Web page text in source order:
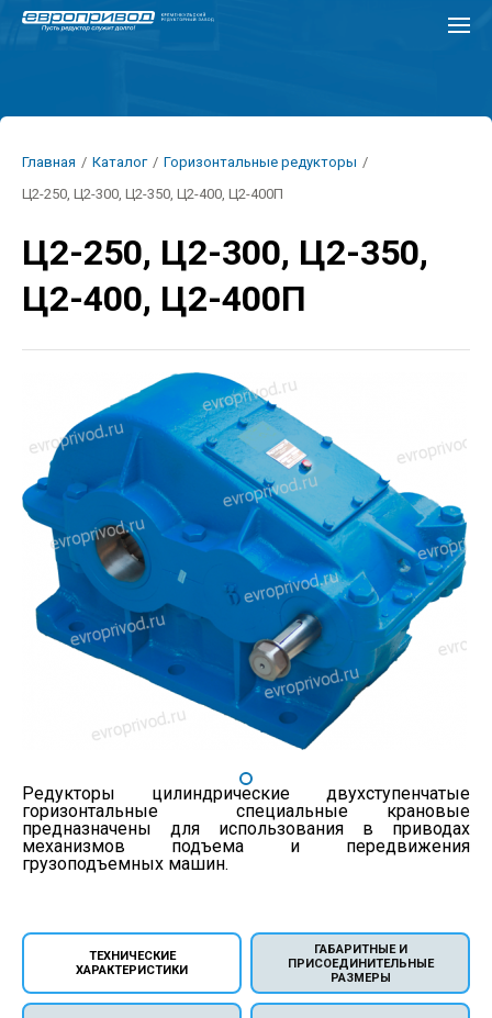
Перейти
Строка
навигации
Главная / Каталог / Горизонтальные редукторы /
Ц2-250, Ц2-300, Ц2-350, Ц2-400, Ц2-400П
Ц2-250, Ц2-300, Ц2-350,
Ц2-400, Ц2-400П
Редукторы цилиндрические двухступенчатые
горизонтальные специальные крановые
предназначены для использования в приводах
механизмов подъема и передвижения
грузоподъемных машин.
ТЕХНИЧЕСКИЕ
ХАРАКТЕРИСТИКИ
ГАБАРИТНЫЕ И
ПРИСОЕДИНИТЕЛЬНЫЕ
РАЗМЕРЫ